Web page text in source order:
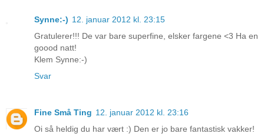
Synne:-) 12. januar 2012 kl. 23:15
Gratulerer!!! De var bare superfine, elsker fargene <3 Ha en
goood natt!
Klem Synne:-)
Svar
Fine Små Ting 12. januar 2012 kl. 23:16
Oi så heldig du har vært :) Den er jo bare fantastisk vakker!